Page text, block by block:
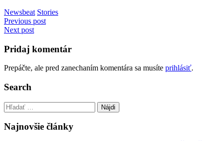
Newsbeat Stories
Navigácia
v
článku
Previous post
Next post
Pridaj komentár
Prepáčte, ale pred zanechaním komentára sa musíte prihlásiť.
Search
Hľadať:
Najnovšie články